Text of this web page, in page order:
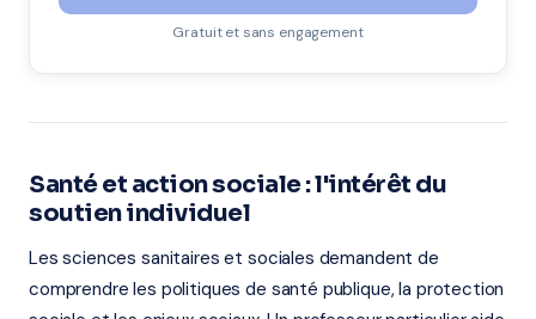
Gratuit et sans engagement
Santé et action sociale : l'intérêt du
soutien individuel
Les sciences sanitaires et sociales demandent de
comprendre les politiques de santé publique, la protection